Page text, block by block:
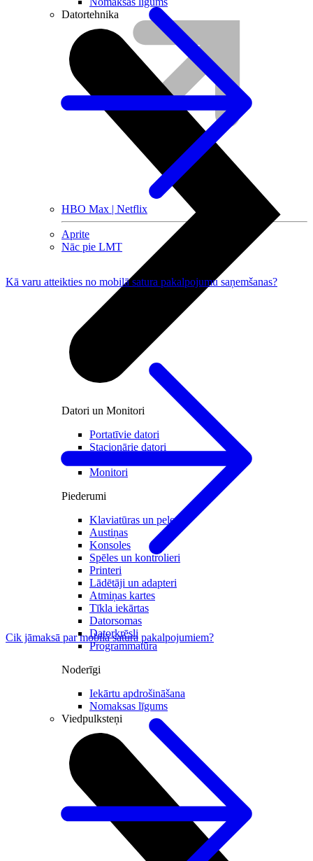
HBO Max | Netflix
Aprite
Nāc pie LMT
Datortehnika
Datori un Monitori
Portatīvie datori
Stacionārie datori
Monitori
Piederumi
Klaviatūras un peles
Austiņas
Konsoles
Spēles un kontrolieri
Printeri
Lādētāji un adapteri
Atmiņas kartes
Tīkla iekārtas
Datorsomas
Datorkrēsli
Programmatūra
Noderīgi
Iekārtu apdrošināšana
Nomaksas līgums
Viedpulksteņi
Kā varu atteikties no mobilā satura pakalpojumu saņemšanas?
Cik jāmaksā par mobilā satura pakalpojumiem?